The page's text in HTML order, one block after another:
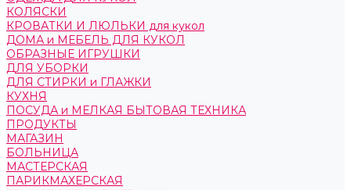
КОЛЯСКИ
КРОВАТКИ И ЛЮЛЬКИ для кукол
ДОМА и МЕБЕЛЬ ДЛЯ КУКОЛ
ОБРАЗНЫЕ ИГРУШКИ
ДЛЯ УБОРКИ
ДЛЯ СТИРКИ и ГЛАЖКИ
КУХНЯ
ПОСУДА и МЕЛКАЯ БЫТОВАЯ ТЕХНИКА
ПРОДУКТЫ
МАГАЗИН
БОЛЬНИЦА
МАСТЕРСКАЯ
ПАРИКМАХЕРСКАЯ